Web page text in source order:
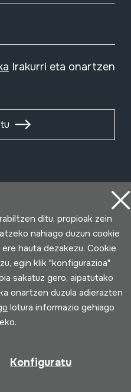
Irakurri eta onartzen
politika Cookie politika
ditu, propioak zein
nahiago duzun cookie
hauta dezakezu. Cookie
egin klik "konfigurazioa"
sakatuz gero, aipatutako
onartzen duzula adierazten
lotura informazio gehiago
Konfiguratu